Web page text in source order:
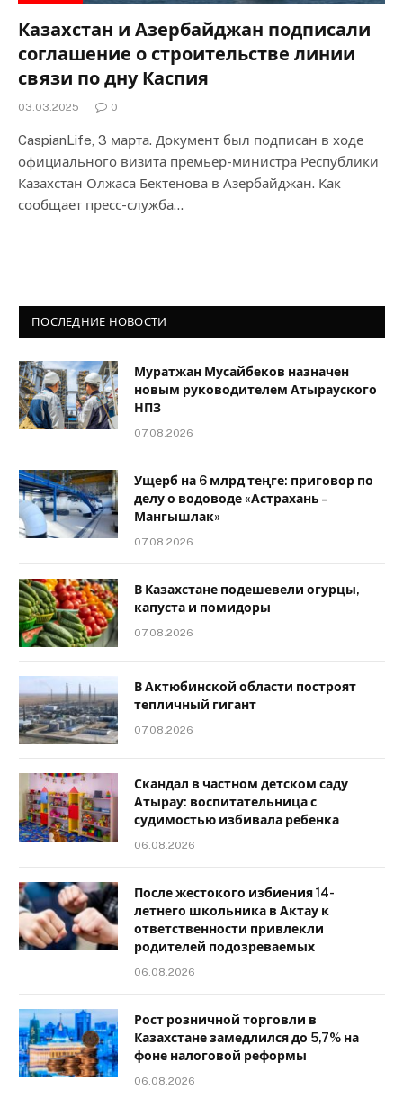
Казахстан и Азербайджан подписали
соглашение о строительстве линии
связи по дну Каспия
03.03.2025 0
CaspianLife, 3 марта. Документ был подписан в ходе
официального визита премьер-министра Республики
Казахстан Олжаса Бектенова в Азербайджан. Как
сообщает пресс-служба…
ПОСЛЕДНИЕ НОВОСТИ
Муратжан Мусайбеков назначен
новым руководителем Атырауского
НПЗ
07.08.2026
Ущерб на 6 млрд теңге: приговор по
делу о водоводе «Астрахань –
Мангышлак»
07.08.2026
В Казахстане подешевели огурцы,
капуста и помидоры
07.08.2026
В Актюбинской области построят
тепличный гигант
07.08.2026
Скандал в частном детском саду
Атырау: воспитательница с
судимостью избивала ребенка
06.08.2026
После жестокого избиения 14-
летнего школьника в Актау к
ответственности привлекли
родителей подозреваемых
06.08.2026
Рост розничной торговли в
Казахстане замедлился до 5,7% на
фоне налоговой реформы
06.08.2026